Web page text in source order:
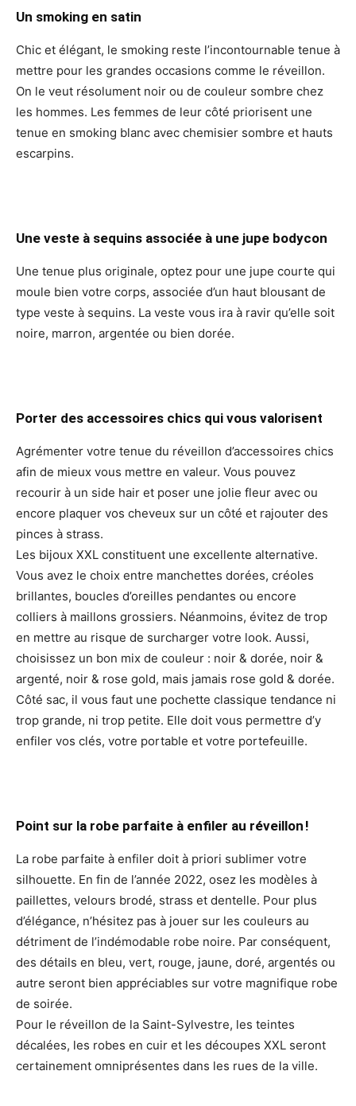
Un smoking en satin
Chic et élégant, le smoking reste l’incontournable tenue à
mettre pour les grandes occasions comme le réveillon.
On le veut résolument noir ou de couleur sombre chez
les hommes. Les femmes de leur côté priorisent une
tenue en smoking blanc avec chemisier sombre et hauts
escarpins.
Une veste à sequins associée à une jupe bodycon
Une tenue plus originale, optez pour une jupe courte qui
moule bien votre corps, associée d’un haut blousant de
type veste à sequins. La veste vous ira à ravir qu’elle soit
noire, marron, argentée ou bien dorée.
Porter des accessoires chics qui vous valorisent
Agrémenter votre tenue du réveillon d’accessoires chics
afin de mieux vous mettre en valeur. Vous pouvez
recourir à un side hair et poser une jolie fleur avec ou
encore plaquer vos cheveux sur un côté et rajouter des
pinces à strass.
Les bijoux XXL constituent une excellente alternative.
Vous avez le choix entre manchettes dorées, créoles
brillantes, boucles d’oreilles pendantes ou encore
colliers à maillons grossiers. Néanmoins, évitez de trop
en mettre au risque de surcharger votre look. Aussi,
choisissez un bon mix de couleur : noir & dorée, noir &
argenté, noir & rose gold, mais jamais rose gold & dorée.
Côté sac, il vous faut une pochette classique tendance ni
trop grande, ni trop petite. Elle doit vous permettre d’y
enfiler vos clés, votre portable et votre portefeuille.
Point sur la robe parfaite à enfiler au réveillon !
La robe parfaite à enfiler doit à priori sublimer votre
silhouette. En fin de l’année 2022, osez les modèles à
paillettes, velours brodé, strass et dentelle. Pour plus
d’élégance, n’hésitez pas à jouer sur les couleurs au
détriment de l’indémodable robe noire. Par conséquent,
des détails en bleu, vert, rouge, jaune, doré, argentés ou
autre seront bien appréciables sur votre magnifique robe
de soirée.
Pour le réveillon de la Saint-Sylvestre, les teintes
décalées, les robes en cuir et les découpes XXL seront
certainement omniprésentes dans les rues de la ville.